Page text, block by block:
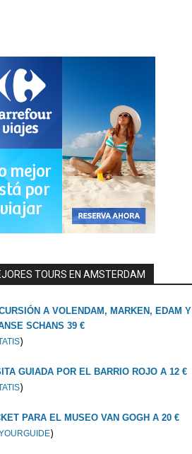
TOURS EN AMSTERDAM
A VOLENDAM, MARKEN, EDAM Y
SCHANS 39 €
)
GUIADA POR EL BARRIO ROJO A 12 €
)
PARA EL MUSEO VAN GOGH A 20 €
)